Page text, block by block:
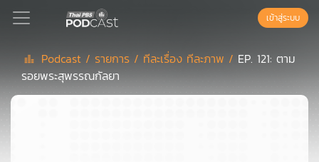
Podcast
เข้าสู่ระบบ
Podcast / รายการ / ทีละเรื่อง ทีละภาพ / EP. 121: ตาม
รอยพระสุพรรณกัลยา